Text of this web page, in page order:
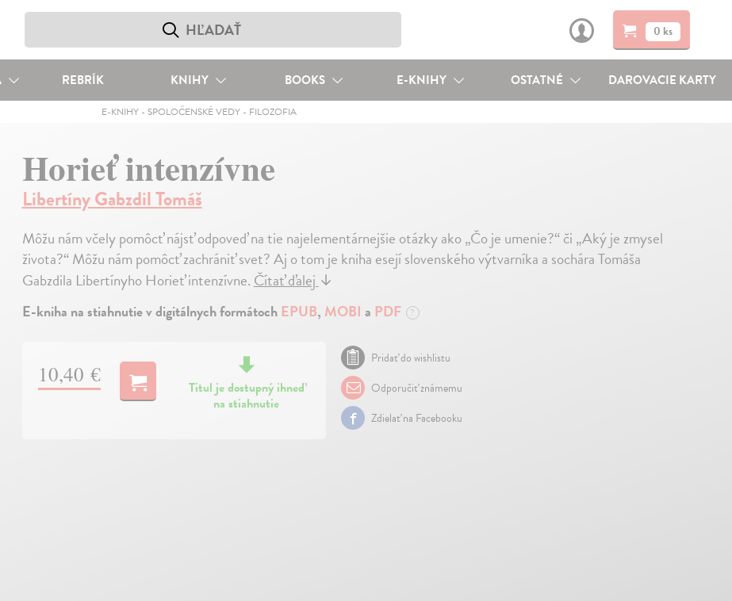
0 ks
REBRÍK KNIHY BOOKS E-KNIHY OSTATNÉ DAROVACIE KARTY
E-KNIHY- SPOLOČENSKÉ VEDY- FILOZOFIA
Horieť intenzívne
Libertíny Gabzdil Tomáš
Môžu nám včely pomôcť nájsť odpoveď na tie najelementárnejšie otázky ako „Čo je umenie?“ či „Aký je zmysel
života?“ Môžu nám pomôcť zachrániť svet? Aj o tom je kniha esejí slovenského výtvarníka a sochára Tomáša
Gabzdila Libertínyho Horieť intenzívne.Čítať ďalej↓
E-kniha na stiahnutie v digitálnych formátochEPUB, MOBI a PDF ?
10,40 €
Titul je dostupný ihneď
na stiahnutie
Pridať do wishlistu
Odporučiť známemu
Zdielať na Facebooku